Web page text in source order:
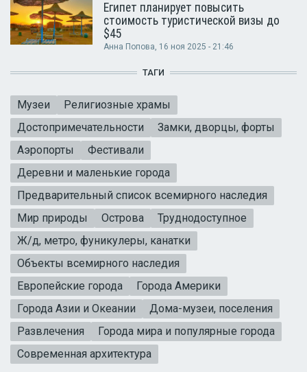
Египет планирует повысить
стоимость туристической визы до
$45
Анна Попова, 16 ноя 2025 - 21:46
ТАГИ
Музеи
Религиозные храмы
Достопримечательности
Замки, дворцы, форты
Аэропорты
Фестивали
Деревни и маленькие города
Предварительный список всемирного наследия
Мир природы
Острова
Труднодоступное
Ж/д, метро, фуникулеры, канатки
Объекты всемирного наследия
Европейские города
Города Америки
Города Азии и Океании
Дома-музеи, поселения
Развлечения
Города мира и популярные города
Современная архитектура